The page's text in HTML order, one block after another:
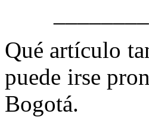
Qué artículo
puede irse
Bogotá.